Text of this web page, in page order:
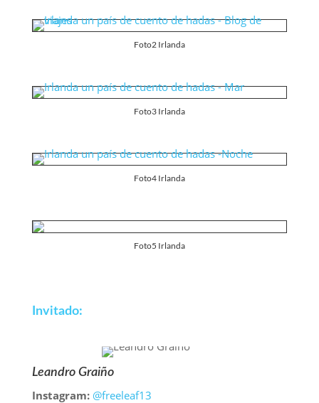
Foto2 Irlanda
Foto3 Irlanda
Foto4 Irlanda
Foto5 Irlanda
Invitado:
Leandro Graiño
Instagram: @freeleaf13